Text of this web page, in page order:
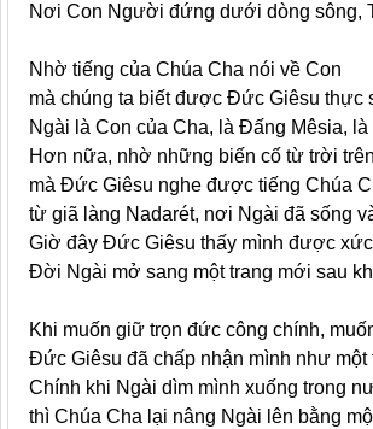
Nơi Con Người đứng dưới dòng sông,
Nhờ tiếng của Chúa Cha nói về Con
mà chúng ta biết được Đức Giêsu thực
Ngài là Con của Cha, là Đấng Mêsia,
Hơn nữa, nhờ những biến cố từ trời
mà Đức Giêsu nghe được tiếng Chúa
từ giã làng Nadarét, nơi Ngài đã sống
Giờ đây Đức Giêsu thấy mình được
Đời Ngài mở sang một trang mới sau
Khi muốn giữ trọn đức công chính,
Đức Giêsu đã chấp nhận mình như một
Chính khi Ngài dìm mình xuống trong
thì Chúa Cha lại nâng Ngài lên bằng